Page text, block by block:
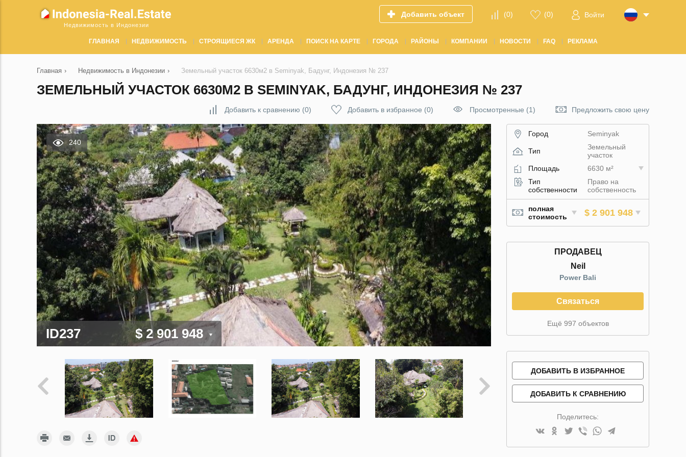
Недвижимость в Индонезии
Добавить объект (0) (0) Войти
ГЛАВНАЯ НЕДВИЖИМОСТЬ СТРОЯЩИЕСЯ ЖК АРЕНДА ПОИСК НА КАРТЕ ГОРОДА РАЙОНЫ КОМПАНИИ НОВОСТИ FAQ РЕКЛАМА
Главная › Недвижимость в Индонезии › Земельный участок 6630м2 в Seminyak, Бадунг, Индонезия № 237
ЗЕМЕЛЬНЫЙ УЧАСТОК 6630М2 В SEMINYAK, БАДУНГ, ИНДОНЕЗИЯ № 237
Добавить к сравнению (0) Добавить в избранное (0) Просмотренные (1) Предложить свою цену
240
ID237 $ 2 901 948
Город Seminyak
Тип
Земельный
участок
Площадь
6630 м²
Тип
собственности
Право на
собственность
полная
стоимость
$ 2 901 948
ПРОДАВЕЦ
Neil
Power Bali
Связаться
Ещё 997 объектов
ДОБАВИТЬ В ИЗБРАННОЕ
ДОБАВИТЬ К СРАВНЕНИЮ
Поделитесь: